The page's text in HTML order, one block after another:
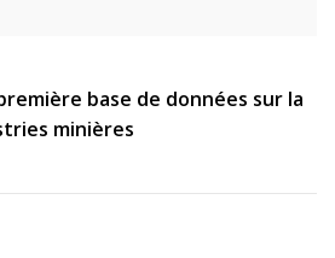
base de données sur la
minières